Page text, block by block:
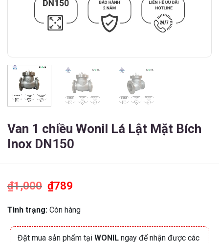
Van 1 chiều Wonil Lá Lật Mặt Bích
Inox DN150
₫1,000 Giá
gốc
₫1,000.
₫789
là:
Tình trạng: Còn hàng
Đặt mua sản phẩm tại WONIL ngay để nhận được các